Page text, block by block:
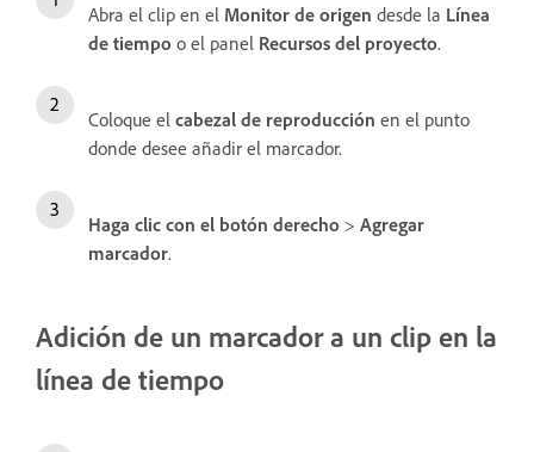
Abra el clip en el Monitor de origen desde la Línea
de tiempo o el panel Recursos del proyecto.
Coloque el cabezal de reproducción en el punto
donde desee añadir el marcador.
Haga clic con el botón derecho > Agregar
marcador.
Adición de un marcador a un clip en la
línea de tiempo